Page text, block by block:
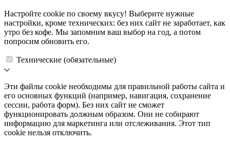
Настройте cookie по своему вкусу! Выберите нужные
настройки, кроме технических: без них сайт не заработает, как
утро без кофе. Мы запомним ваш выбор на год, а потом
попросим обновить его.
Технические (обязательные)
Эти файлы cookie необходимы для правильной работы сайта и
его основных функций (например, навигация, сохранение
сессии, работа форм). Без них сайт не сможет
функционировать должным образом. Они не собирают
информацию для маркетинга или отслеживания. Этот тип
cookie нельзя отключить.